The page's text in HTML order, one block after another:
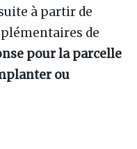
à partir de
de
pour la parcelle
ou